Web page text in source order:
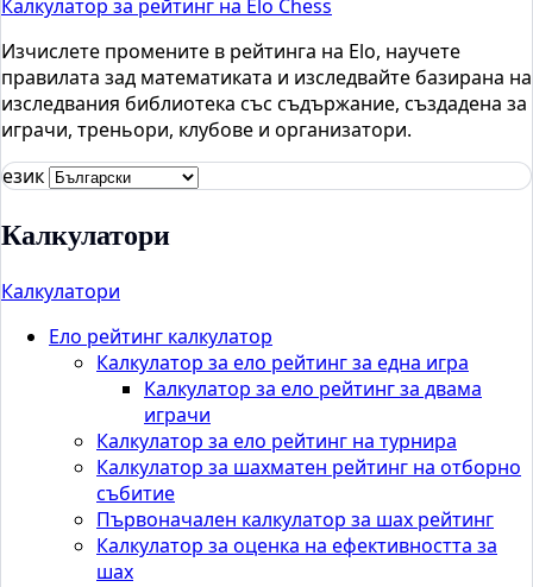
Калкулатор за рейтинг на Elo Chess
Изчислете промените в рейтинга на Elo, научете
правилата зад математиката и изследвайте базирана на
изследвания библиотека със съдържание, създадена за
играчи, треньори, клубове и организатори.
език
Калкулатори
Калкулатори
Ело рейтинг калкулатор
Калкулатор за ело рейтинг за една игра
Калкулатор за ело рейтинг за двама
играчи
Калкулатор за ело рейтинг на турнира
Калкулатор за шахматен рейтинг на отборно
събитие
Първоначален калкулатор за шах рейтинг
Калкулатор за оценка на ефективността за
шах